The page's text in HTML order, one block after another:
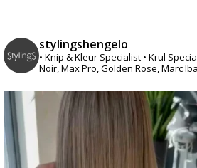
stylingshengelo
• Knip & Kleur Specialist • Krul
Noir, Max Pro, Golden Rose, Marc